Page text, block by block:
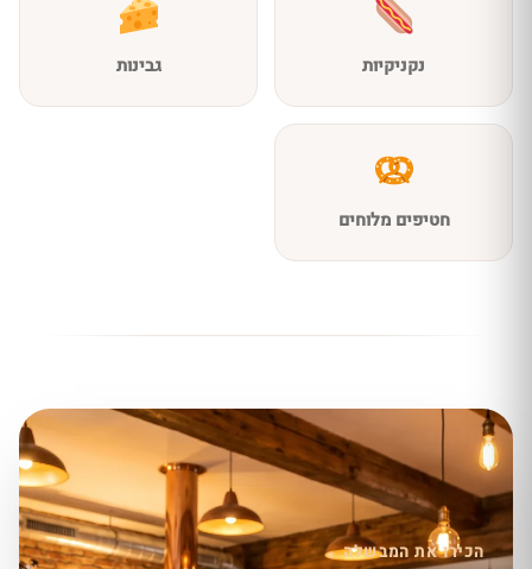
נקניקיות גבינות
חטיפים מלוחים
הכירו את המבשלה